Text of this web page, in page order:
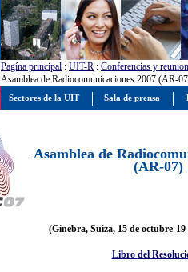
Pagína principal : UIT-R : Conferencias y
Asamblea de Radiocomunicaciones 2007 (AR-
Asamblea de
(AR-07)
(Ginebra, Suiza, 15 de octubre-19
Libro del
Sectores de la UIT Sala de prensa